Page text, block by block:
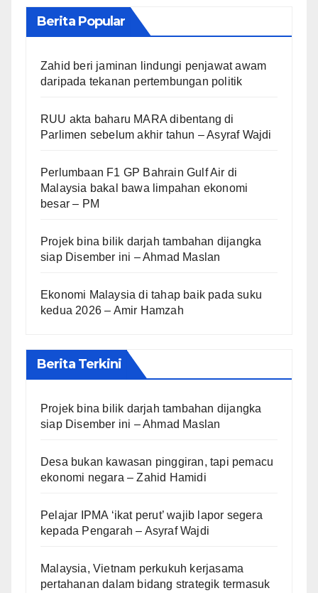
Berita Popular
Zahid beri jaminan lindungi penjawat awam
daripada tekanan pertembungan politik
RUU akta baharu MARA dibentang di
Parlimen sebelum akhir tahun – Asyraf Wajdi
Perlumbaan F1 GP Bahrain Gulf Air di
Malaysia bakal bawa limpahan ekonomi
besar – PM
Projek bina bilik darjah tambahan dijangka
siap Disember ini – Ahmad Maslan
Ekonomi Malaysia di tahap baik pada suku
kedua 2026 – Amir Hamzah
Berita Terkini
Projek bina bilik darjah tambahan dijangka
siap Disember ini – Ahmad Maslan
Desa bukan kawasan pinggiran, tapi pemacu
ekonomi negara – Zahid Hamidi
Pelajar IPMA ‘ikat perut’ wajib lapor segera
kepada Pengarah – Asyraf Wajdi
Malaysia, Vietnam perkukuh kerjasama
pertahanan dalam bidang strategik termasuk